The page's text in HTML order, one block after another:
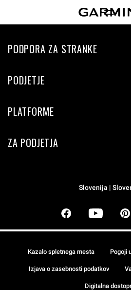
PODPORA ZA STRANKE
PODJETJE
PLATFORME
ZA PODJETJA
Slovenija |
Kazalo spletnega mesta Pogoji
Izjava o zasebnosti podatkov
Digitalna